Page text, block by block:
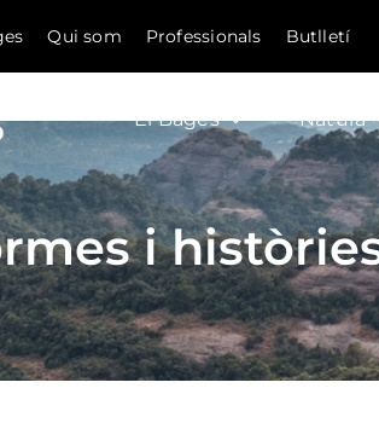
Qui som Professionals Butlletí
El Bages Natura
i